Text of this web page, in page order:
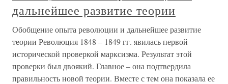
дальнейшее развитие теории
Обобщение опыта революции и дальнейшее развитие
теории Революция 1848 – 1849 гг. явилась первой
исторической проверкой марксизма. Результат этой
проверки был двоякий. Главное – она подтвердила
правильность новой теории. Вместе с тем она показала ее